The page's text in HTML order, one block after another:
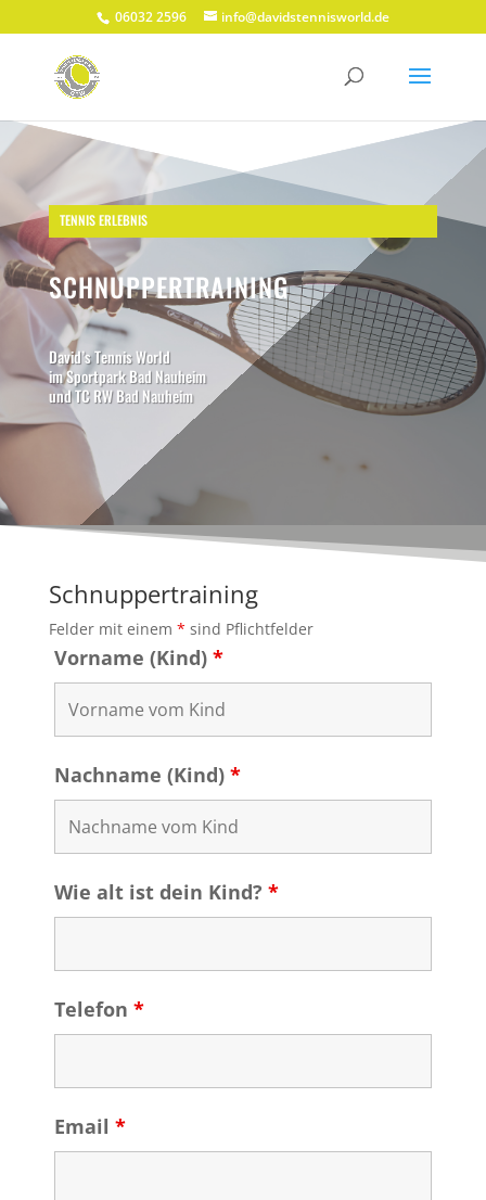
06032 2596 info@davidstennisworld.de
TENNIS ERLEBNIS
SCHNUPPERTRAINING
David’s Tennis World
im Sportpark Bad Nauheim
und TC RW Bad Nauheim
Schnuppertraining
Felder mit einem * sind Pflichtfelder
Vorname (Kind) *
Nachname (Kind) *
Wie alt ist dein Kind? *
Telefon *
Email *